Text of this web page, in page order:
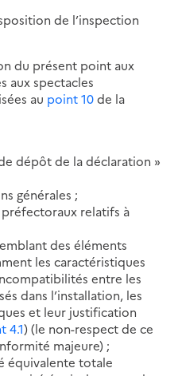
de l’inspection
du présent point aux
aux spectacles
au point 10de la
dépôt de la déclaration »
générales ;
relatifs à
des éléments
les caractéristiques
entre les
dans l’installation, les
et leur justification
4.1) (le non-respect de ce
majeure) ;
équivalente totale